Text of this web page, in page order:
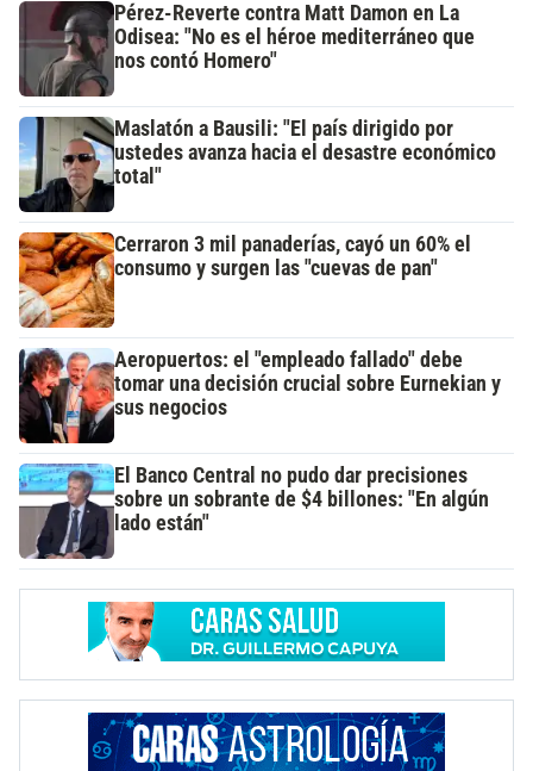
Pérez-Reverte contra Matt Damon en La
Odisea: "No es el héroe mediterráneo que
nos contó Homero"
Maslatón a Bausili: "El país dirigido por
ustedes avanza hacia el desastre económico
total"
Cerraron 3 mil panaderías, cayó un 60% el
consumo y surgen las "cuevas de pan"
Aeropuertos: el "empleado fallado" debe
tomar una decisión crucial sobre Eurnekian y
sus negocios
El Banco Central no pudo dar precisiones
sobre un sobrante de $4 billones: "En algún
lado están"